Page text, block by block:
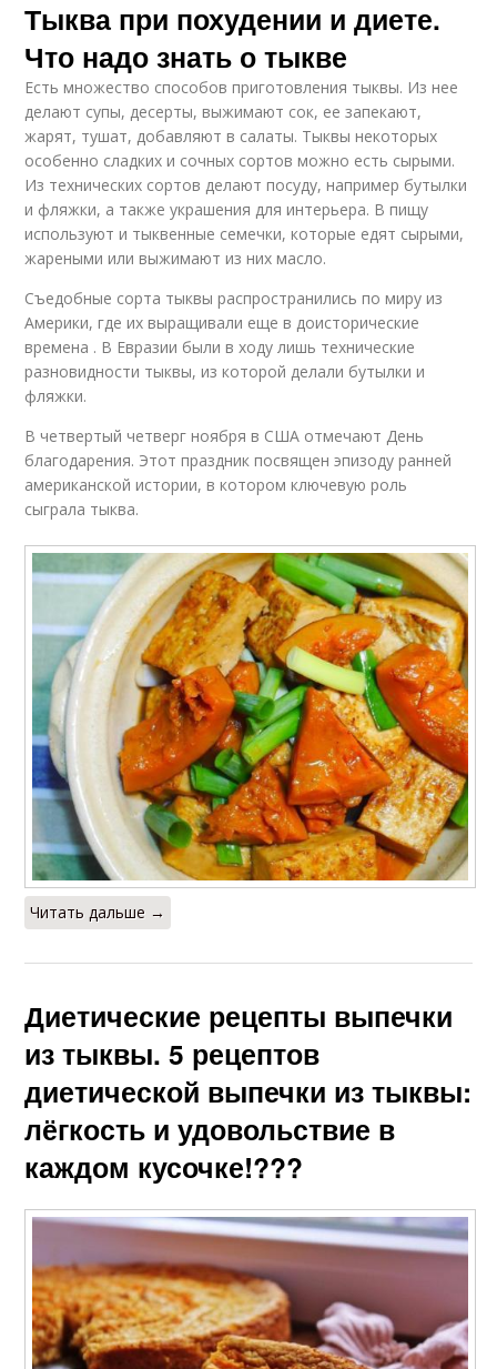
Тыква при похудении и диете.
Что надо знать о тыкве
Есть множество способов приготовления тыквы. Из нее
делают супы, десерты, выжимают сок, ее запекают,
жарят, тушат, добавляют в салаты. Тыквы некоторых
особенно сладких и сочных сортов можно есть сырыми.
Из технических сортов делают посуду, например бутылки
и фляжки, а также украшения для интерьера. В пищу
используют и тыквенные семечки, которые едят сырыми,
жареными или выжимают из них масло.
Съедобные сорта тыквы распространились по миру из
Америки, где их выращивали еще в доисторические
времена . В Евразии были в ходу лишь технические
разновидности тыквы, из которой делали бутылки и
фляжки.
В четвертый четверг ноября в США отмечают День
благодарения. Этот праздник посвящен эпизоду ранней
американской истории, в котором ключевую роль
сыграла тыква.
Читать дальше →
Диетические рецепты выпечки
из тыквы. 5 рецептов
диетической выпечки из тыквы:
лёгкость и удовольствие в
каждом кусочке!???